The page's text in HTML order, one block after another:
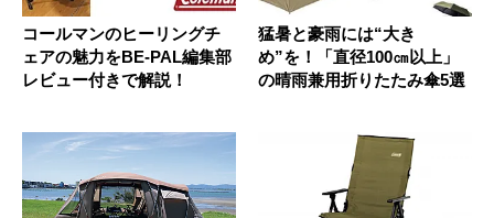
コールマンのヒーリングチ
ェアの魅力をBE-PAL編集部
レビュー付きで解説！
猛暑と豪雨には“大き
め”を！「直径100㎝以上」
の晴雨兼用折りたたみ傘5選